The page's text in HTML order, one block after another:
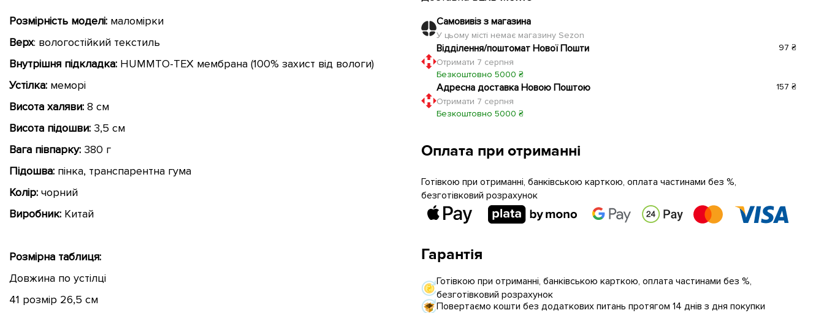
Самовивіз з магазина
У цьому місті немає магазину Sezon
Відділення/поштомат Нової Пошти
Отримати 7 серпня
Безкоштовно 5000 ₴
97 ₴
Адресна доставка Новою Поштою
Отримати 7 серпня
Безкоштовно 5000 ₴
157 ₴
Оплата при отриманні
Готівкою при отриманні, банківською карткою, оплата частинами без %,
безготівковий розрахунок
Гарантія
Готівкою при отриманні, банківською карткою, оплата частинами без %,
безготівковий розрахунок
Повертаємо кошти без додаткових питань протягом 14 днів з дня покупки
Розмірність моделі: маломірки
Верх: вологостійкий текстиль
Внутрішня підкладка: HUMMTO-TEX мембрана (100% захист від вологи)
Устілка: меморі
Висота халяви: 8 см
Висота підошви: 3,5 см
Вага півпарку: 380 г
Підошва: пінка, транспарентна гума
Колір: чорний
Виробник: Китай
Розмірна таблиця:
Довжина по устілці
41 розмір 26,5 см